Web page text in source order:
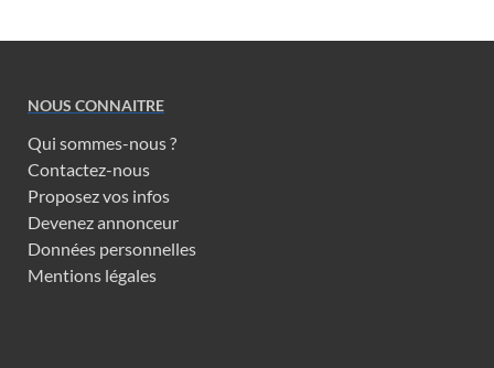
NOUS CONNAITRE
Qui sommes-nous ?
Contactez-nous
Proposez vos infos
Devenez annonceur
Données personnelles
Mentions légales